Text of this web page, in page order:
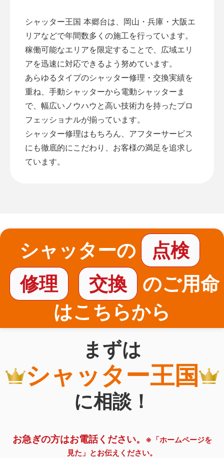
シャッター王国 本郷台は、岡山・兵庫・大阪エ
リアなどで年間数多くの施工を行っています。
稼働可能なエリアを限定することで、広域エリ
アを迅速に対応できるよう努めています。
あらゆるタイプのシャッター修理・交換実績を
重ね、手動シャッターから電動シャッターま
で、幅広いノウハウと高い技術力を持ったプロ
フェッショナルが揃っています。
シャッター修理はもちろん、アフターサービス
にも徹底的にこだわり、お客様の満足を追求し
ています。
シャッターの
点検
修理
交換
のご用命
はこちらから
まずは
シャッター王国
に相談！
お急ぎの方はお電話ください。
※「ホームページを
見た」とお伝えください。